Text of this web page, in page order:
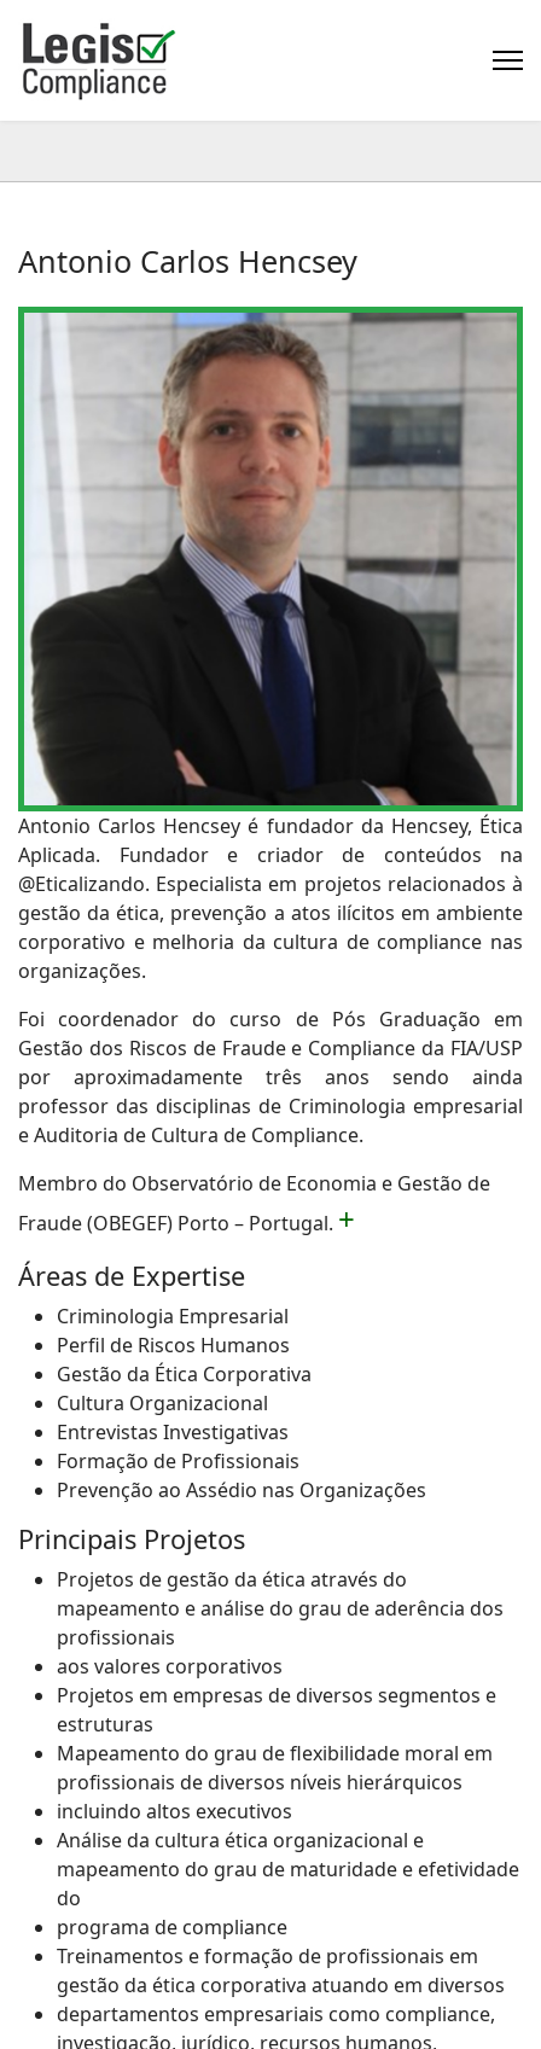
Antonio Carlos Hencsey
Antonio Carlos Hencsey é fundador da Hencsey, Ética
Aplicada. Fundador e criador de conteúdos na
@Eticalizando. Especialista em projetos relacionados à
gestão da ética, prevenção a atos ilícitos em ambiente
corporativo e melhoria da cultura de compliance nas
organizações.
Foi coordenador do curso de Pós Graduação em
Gestão dos Riscos de Fraude e Compliance da FIA/USP
por aproximadamente três anos sendo ainda
professor das disciplinas de Criminologia empresarial
e Auditoria de Cultura de Compliance.
Membro do Observatório de Economia e Gestão de
Fraude (OBEGEF) Porto – Portugal. +
Áreas de Expertise
Criminologia Empresarial
Perfil de Riscos Humanos
Gestão da Ética Corporativa
Cultura Organizacional
Entrevistas Investigativas
Formação de Profissionais
Prevenção ao Assédio nas Organizações
Principais Projetos
Projetos de gestão da ética através do
mapeamento e análise do grau de aderência dos
profissionais
aos valores corporativos
Projetos em empresas de diversos segmentos e
estruturas
Mapeamento do grau de flexibilidade moral em
profissionais de diversos níveis hierárquicos
incluindo altos executivos
Análise da cultura ética organizacional e
mapeamento do grau de maturidade e efetividade
do
programa de compliance
Treinamentos e formação de profissionais em
gestão da ética corporativa atuando em diversos
departamentos empresariais como compliance,
investigação, jurídico, recursos humanos,